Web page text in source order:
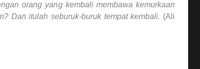
orang yang kembali membawa kemurkaan
Dan itulah seburuk-buruk tempat kembali. (Ali